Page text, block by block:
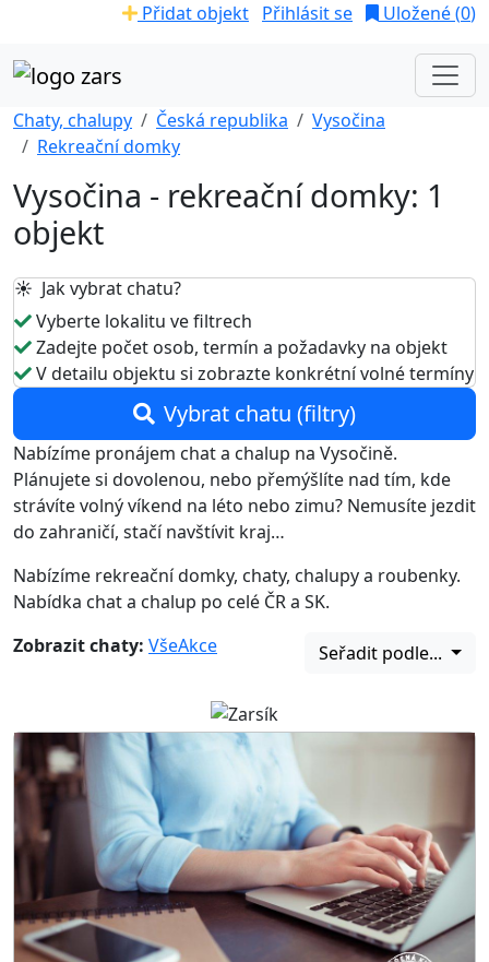
Přidat objekt Přihlásit se Uložené (0)
Chaty, chalupy Česká republika
Vysočina
Rekreační domky
Vysočina - rekreační domky: 1
objekt
☀️ Jak vybrat chatu?
Vyberte lokalitu ve filtrech
Zadejte počet osob, termín a požadavky na objekt
V detailu objektu si zobrazte konkrétní volné termíny
Vybrat chatu (filtry)
Nabízíme pronájem chat a chalup na Vysočině.
Plánujete si dovolenou, nebo přemýšlíte nad tím, kde
strávíte volný víkend na léto nebo zimu? Nemusíte jezdit
do zahraničí, stačí navštívit kraj…
Nabízíme rekreační domky, chaty, chalupy a roubenky.
Nabídka chat a chalup po celé ČR a SK.
Zobrazit chaty: VšeAkce Seřadit podle...